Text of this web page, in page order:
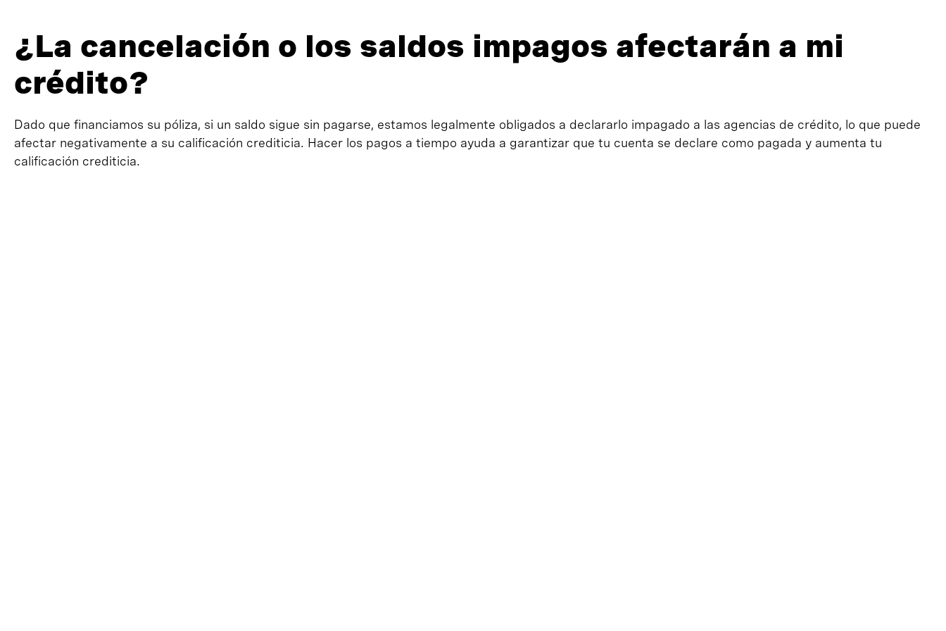
¿La cancelación o los saldos impagos afectarán a mi
crédito?
Dado que financiamos su póliza, si un saldo sigue sin pagarse, estamos legalmente obligados a declararlo impagado a las agencias de crédito, lo que puede
afectar negativamente a su calificación crediticia. Hacer los pagos a tiempo ayuda a garantizar que tu cuenta se declare como pagada y aumenta tu
calificación crediticia.